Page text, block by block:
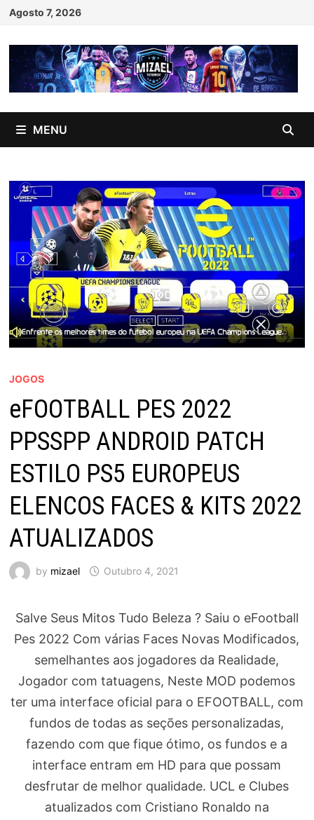
Skip
content
Agosto 7, 2026
MENU
JOGOS
eFOOTBALL PES 2022
PPSSPP ANDROID PATCH
ESTILO PS5 EUROPEUS
ELENCOS FACES & KITS 2022
ATUALIZADOS
by mizael Outubro 4, 2021
Salve Seus Mitos Tudo Beleza ? Saiu o eFootball
Pes 2022 Com várias Faces Novas Modificados,
semelhantes aos jogadores da Realidade,
Jogador com tatuagens, Neste MOD podemos
ter uma interface oficial para o EFOOTBALL, com
fundos de todas as seções personalizadas,
fazendo com que fique ótimo, os fundos e a
interface entram em HD para que possam
desfrutar de melhor qualidade. UCL e Clubes
atualizados com Cristiano Ronaldo na